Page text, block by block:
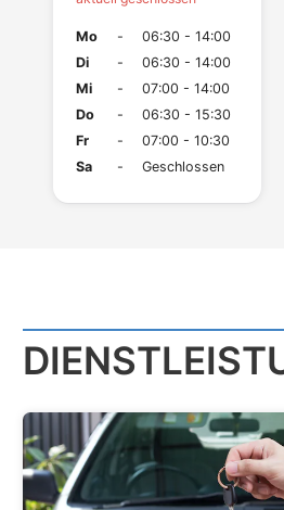
Mo -
06:30 - 14:00
Di
-
06:30 - 14:00
Mi
-
07:00 - 14:00
Do
-
06:30 - 15:30
Fr
-
07:00 - 10:30
Sa
- Geschlossen